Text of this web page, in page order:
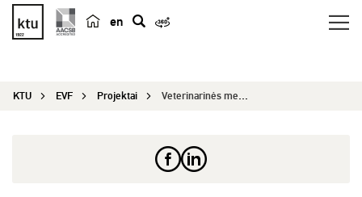
en
e
KTU EVF Projektai Veterinarinės medicinos sektoriaus darbuotojų pe...